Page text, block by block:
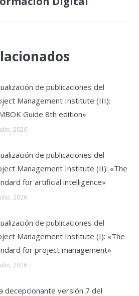
siguiente:
de publicaciones del
Management Institute (III):
Guide 8th edition»
2026
de publicaciones del
Management Institute (II): «The
for artificial intelligence»
2026
de publicaciones del
Management Institute (I): «The
for project management»
2026
decepcionante versión 7 del